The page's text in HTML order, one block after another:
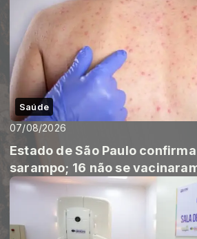
Saúde
07/08/2026
Estado de São Paulo
sarampo; 16 não se